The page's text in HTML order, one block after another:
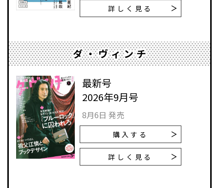
詳しく見る
ダ・ヴィンチ
最新号
2026年9月号
8月6日 発売
購入する
詳しく見る